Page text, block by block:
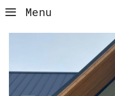
Menu